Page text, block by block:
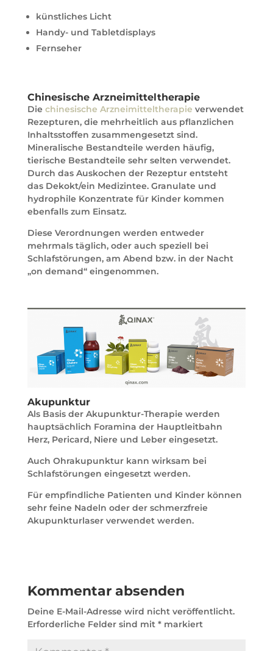
künstliches Licht
Handy- und Tabletdisplays
Fernseher
Chinesische Arzneimitteltherapie
Die chinesische Arzneimitteltherapie verwendet
Rezepturen, die mehrheitlich aus pflanzlichen
Inhaltsstoffen zusammengesetzt sind.
Mineralische Bestandteile werden häufig,
tierische Bestandteile sehr selten verwendet.
Durch das Auskochen der Rezeptur entsteht
das Dekokt/ein Medizintee. Granulate und
hydrophile Konzentrate für Kinder kommen
ebenfalls zum Einsatz.
Diese Verordnungen werden entweder
mehrmals täglich, oder auch speziell bei
Schlafstörungen, am Abend bzw. in der Nacht
„on demand“ eingenommen.
Akupunktur
Als Basis der Akupunktur-Therapie werden
hauptsächlich Foramina der Hauptleitbahn
Herz, Pericard, Niere und Leber eingesetzt.
Auch Ohrakupunktur kann wirksam bei
Schlafstörungen eingesetzt werden.
Für empfindliche Patienten und Kinder können
sehr feine Nadeln oder der schmerzfreie
Akupunkturlaser verwendet werden.
Kommentar absenden
Deine E-Mail-Adresse wird nicht veröffentlicht.
Erforderliche Felder sind mit *markiert